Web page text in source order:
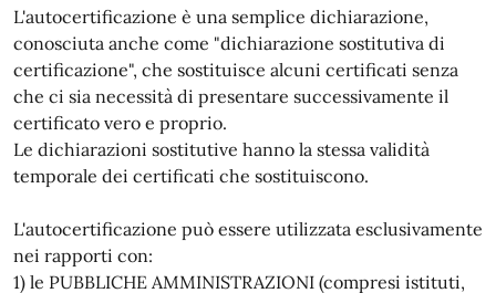
L'autocertificazione è una semplice dichiarazione,
conosciuta anche come "dichiarazione sostitutiva di
certificazione", che sostituisce alcuni certificati senza
che ci sia necessità di presentare successivamente il
certificato vero e proprio.
Le dichiarazioni sostitutive hanno la stessa validità
temporale dei certificati che sostituiscono.
L'autocertificazione può essere utilizzata esclusivamente
nei rapporti con:
1) le PUBBLICHE AMMINISTRAZIONI (compresi istituti,